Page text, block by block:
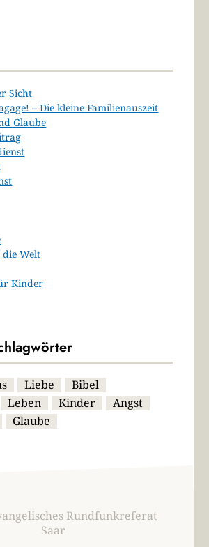
Sicht
– Die kleine Familienauszeit
Glaube
Welt
Kinder
Liebe
Bibel
Leben Kinder
Angst
Glaube
Rundfunkreferat
Saar